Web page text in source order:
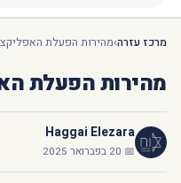
מרכז עזרה›מהירות הפעלת
מהירות הפעלת
Haggai Elezara
📅 20 בפברואר 2025